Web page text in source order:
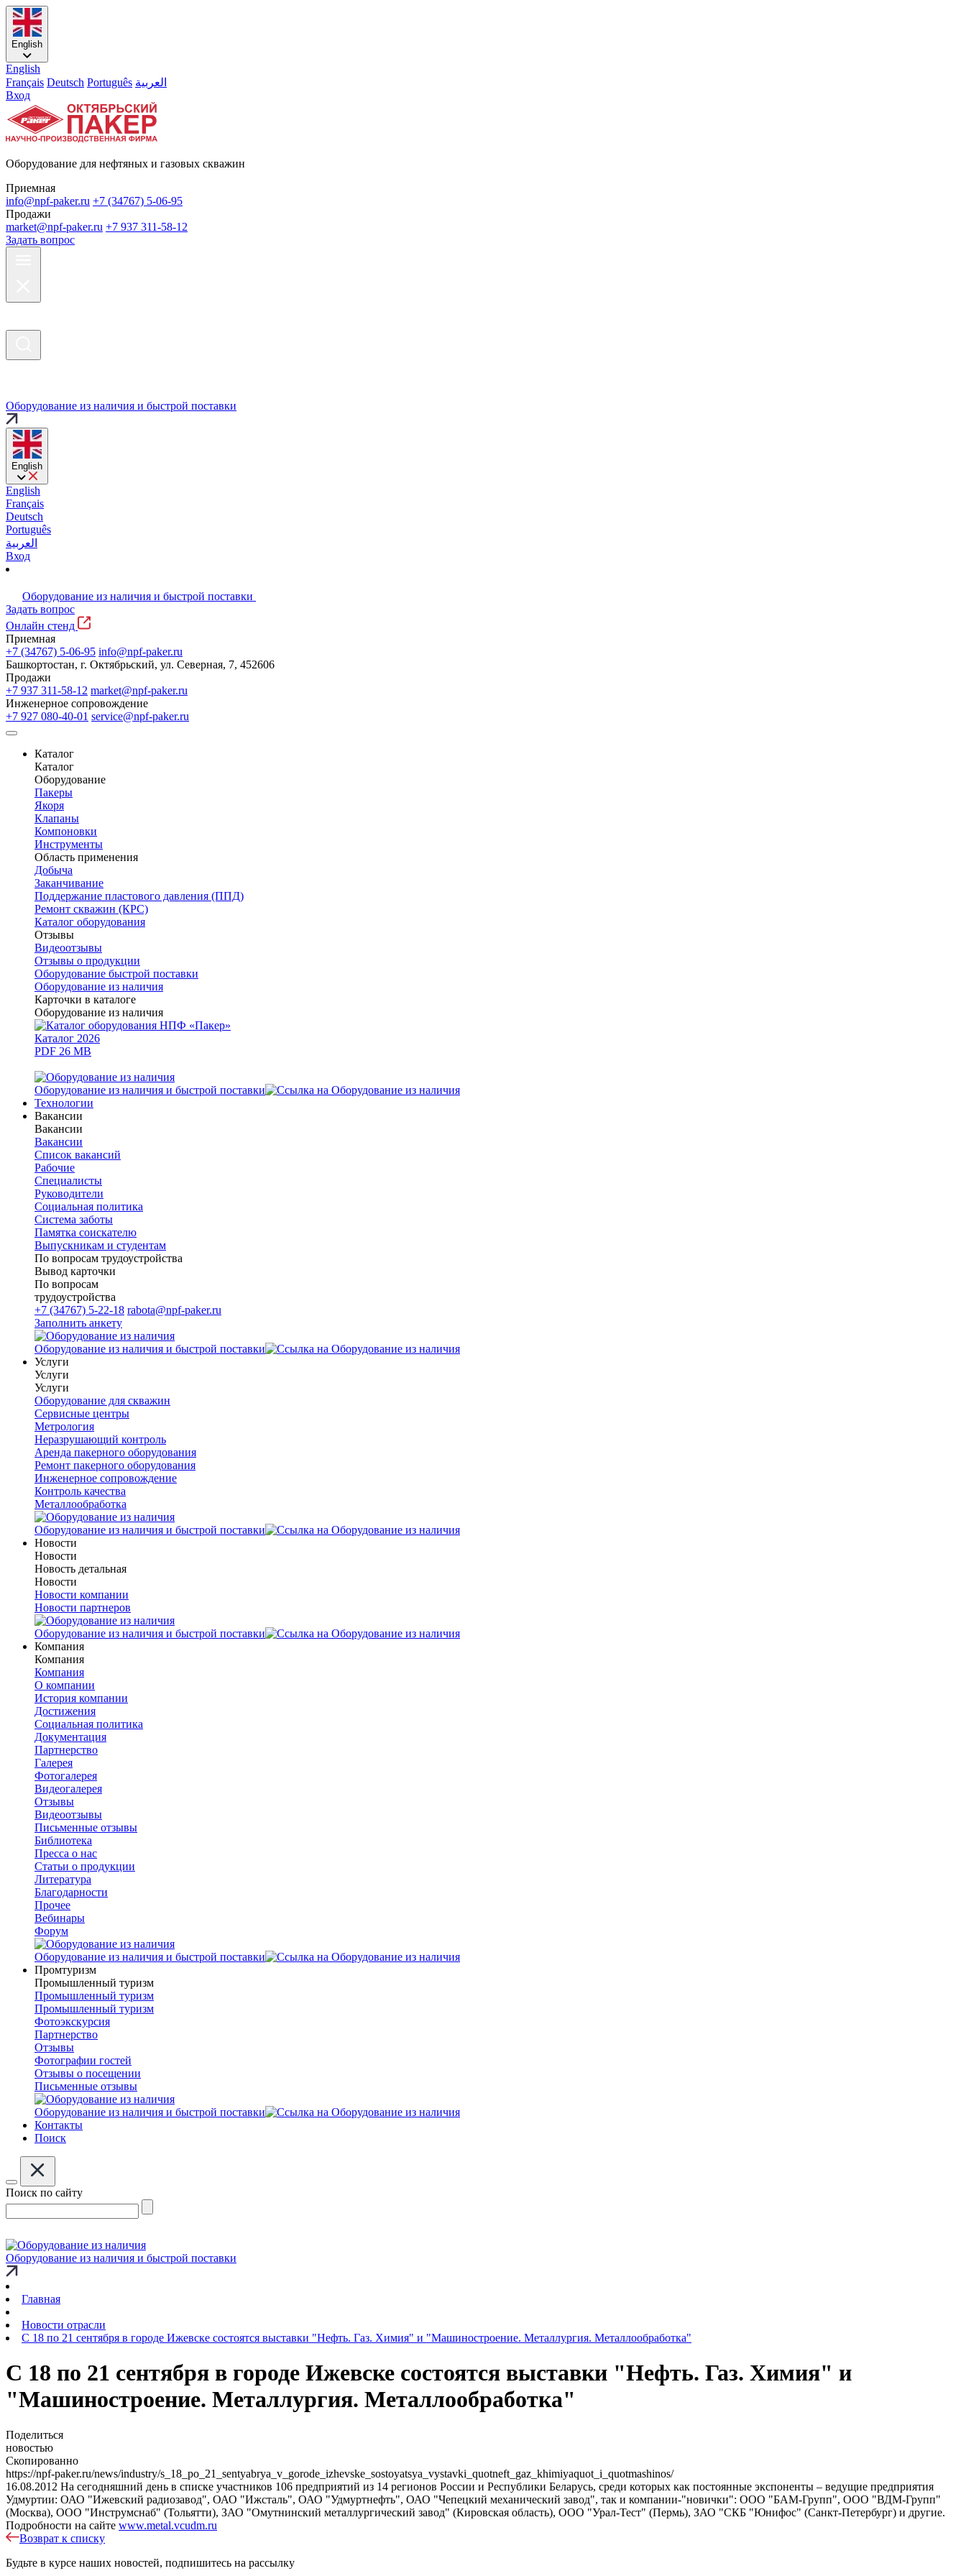
English
English
Français Deutsch Português العربية
Вход
Оборудование для нефтяных и газовых скважин
Приемная
info@npf-paker.ru +7 (34767) 5-06-95
Продажи
market@npf-paker.ru +7 937 311-58-12
Задать вопрос
Оборудование из наличия и быстрой поставки
English
English
Français
Deutsch
Português
العربية
Вход
Оборудование из наличия и быстрой поставки
Задать вопрос
Онлайн стенд
Приемная
+7 (34767) 5-06-95 info@npf-paker.ru
Башкортостан, г. Октябрьский, ул. Северная, 7, 452606
Продажи
+7 937 311-58-12 market@npf-paker.ru
Инженерное сопровождение
+7 927 080-40-01 service@npf-paker.ru
Каталог
Каталог
Оборудование
Пакеры
Якоря
Клапаны
Компоновки
Инструменты
Область применения
Добыча
Заканчивание
Поддержание пластового давления (ППД)
Ремонт скважин (КРС)
Каталог оборудования
Отзывы
Видеоотзывы
Отзывы о продукции
Оборудование быстрой поставки
Оборудование из наличия
Карточки в каталоге
Оборудование из наличия
Каталог 2026
PDF 26 MB
Оборудование из наличия и быстрой поставки
Технологии
Вакансии
Вакансии
Вакансии
Список вакансий
Рабочие
Специалисты
Руководители
Cоциальная политика
Система заботы
Памятка соискателю
Выпускникам и студентам
По вопросам трудоустройства
Вывод карточки
По вопросам
трудоустройства
+7 (34767) 5-22-18 rabota@npf-paker.ru
Заполнить анкету
Оборудование из наличия и быстрой поставки
Услуги
Услуги
Услуги
Оборудование для скважин
Сервисные центры
Метрология
Неразрушающий контроль
Аренда пакерного оборудования
Ремонт пакерного оборудования
Инженерное сопровождение
Контроль качества
Металлообработка
Оборудование из наличия и быстрой поставки
Новости
Новости
Новость детальная
Новости
Новости компании
Новости партнеров
Оборудование из наличия и быстрой поставки
Компания
Компания
Компания
О компании
История компании
Достижения
Социальная политика
Документация
Партнерство
Галерея
Фотогалерея
Видеогалерея
Отзывы
Видеоотзывы
Письменные отзывы
Библиотека
Пресса о нас
Статьи о продукции
Литература
Благодарности
Прочее
Вебинары
Форум
Оборудование из наличия и быстрой поставки
Промтуризм
Промышленный туризм
Промышленный туризм
Промышленный туризм
Фотоэкскурсия
Партнерство
Отзывы
Фотографии гостей
Отзывы о посещении
Письменные отзывы
Оборудование из наличия и быстрой поставки
Контакты
Поиск
Поиск по сайту
Оборудование из наличия и быстрой поставки
Главная
Новости отрасли
С 18 по 21 сентября в городе Ижевске состоятся выставки "Нефть. Газ. Химия" и "Машиностроение. Металлургия. Металлообработка"
С 18 по 21 сентября в городе Ижевске состоятся выставки "Нефть. Газ. Химия" и
"Машиностроение. Металлургия. Металлообработка"
Поделиться
новостью
Скопированно
https://npf-paker.ru/news/industry/s_18_po_21_sentyabrya_v_gorode_izhevske_sostoyatsya_vystavki_quotneft_gaz_khimiyaquot_i_quotmashinos/
16.08.2012 На сегодняшний день в списке участников 106 предприятий из 14 регионов России и Республики Беларусь, среди которых как постоянные экспоненты – ведущие предприятия
Удмуртии: ОАО "Ижевский радиозавод", ОАО "Ижсталь", ОАО "Удмуртнефть", ОАО "Чепецкий механический завод", так и компании-"новички": ООО "БАМ-Групп", ООО "ВДМ-Групп"
(Москва), ООО "Инструмснаб" (Тольятти), ЗАО "Омутнинский металлургический завод" (Кировская область), ООО "Урал-Тест" (Пермь), ЗАО "СКБ "Юнифос" (Санкт-Петербург) и другие.
Подробности на сайте www.metal.vcudm.ru
Возврат к списку
Будьте в курсе наших новостей, подпишитесь на рассылку